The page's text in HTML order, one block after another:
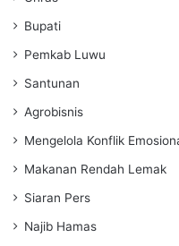
Bupati
Pemkab Luwu
Santunan
Agrobisnis
Mengelola Konflik
Makanan Rendah Lemak
Siaran Pers
Najib Hamas